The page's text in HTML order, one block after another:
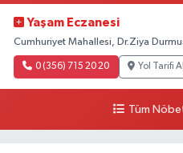
Yaşam Eczanesi
Cumhuriyet Mahallesi, Dr.Ziya
0 (356) 715 20 20 Yol Tarifi Al
Tüm